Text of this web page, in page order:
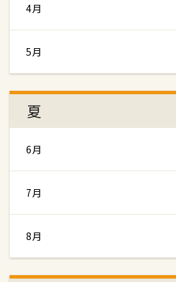
4月
5月
夏
6月
7月
8月